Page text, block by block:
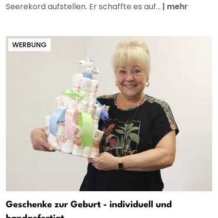
Seerekord aufstellen. Er schaffte es auf... | mehr
WERBUNG
Geschenke zur Geburt - individuell und